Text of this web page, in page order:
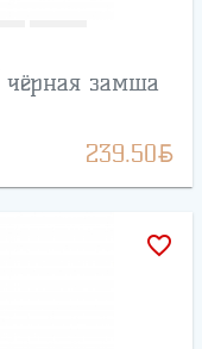
чёрная замша
239.50BYN
favorite_border